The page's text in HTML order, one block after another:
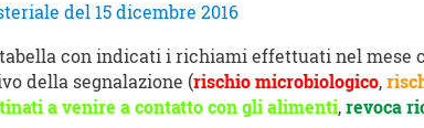
del 15 dicembre 2016
con indicati i richiami effettuati nel
della segnalazione (rischio microbiologico,
a venire a contatto con gli alimenti, revoca